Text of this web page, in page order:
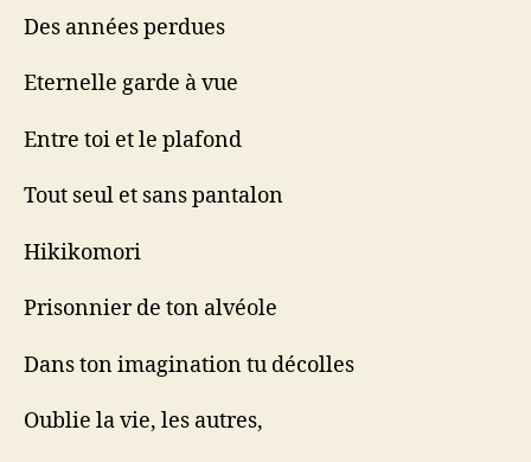
Des années perdues
Eternelle garde à vue
Entre toi et le plafond
Tout seul et sans pantalon
Hikikomori
Prisonnier de ton alvéole
Dans ton imagination tu décolles
Oublie la vie, les autres,